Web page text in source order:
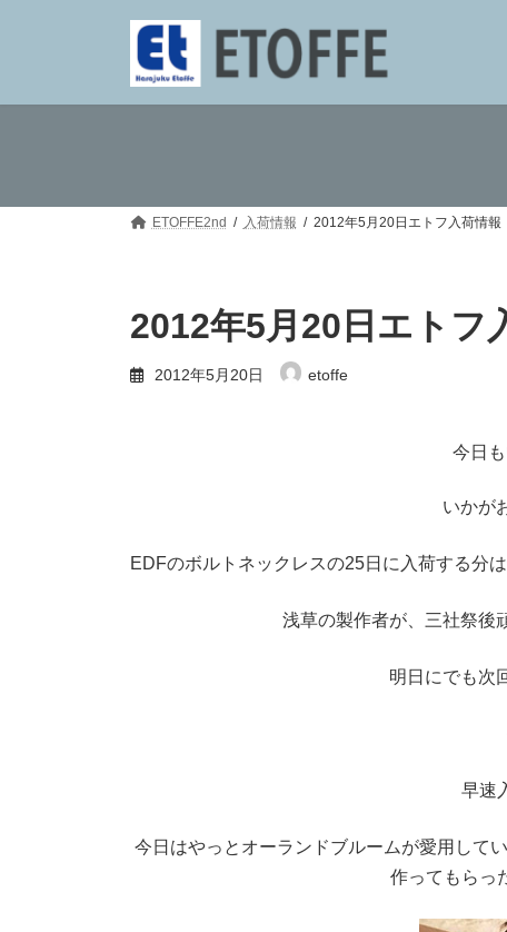
ツ
シ
ETOFFE2nd 入荷情報 2012年5月20日エトフ入荷情報
2012年5月20日エトフ
2012年5月20日 etoffe
今日
いかが
EDFのボルトネックレスの25日に入荷する分
浅草の製作者が、三社祭後
明日にでも次
早速
今日はやっとオーランドブルームが愛用して
作ってもらっ